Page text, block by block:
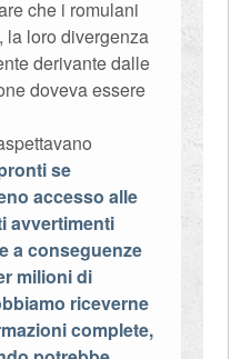
che i romulani
la loro divergenza
derivante dalle
doveva essere
se
accesso alle
avvertimenti
a conseguenze
milioni di
riceverne
complete,